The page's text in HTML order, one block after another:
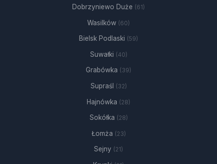
Dobrzyniewo Duże (61)
Wasilków (60)
Bielsk Podlaski (59)
Suwałki (40)
Grabówka (39)
Supraśl (32)
Hajnówka (28)
Sokółka (28)
Łomża (23)
Sejny (21)